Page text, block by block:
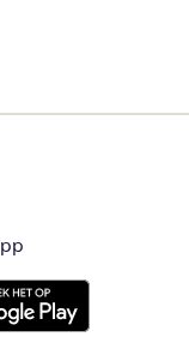
venster